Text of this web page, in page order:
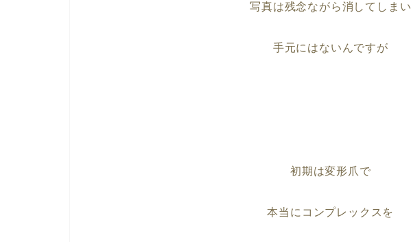
写真は残念ながら消してしまい
手元にはないんですが
初期は変形爪で
本当にコンプレックスを